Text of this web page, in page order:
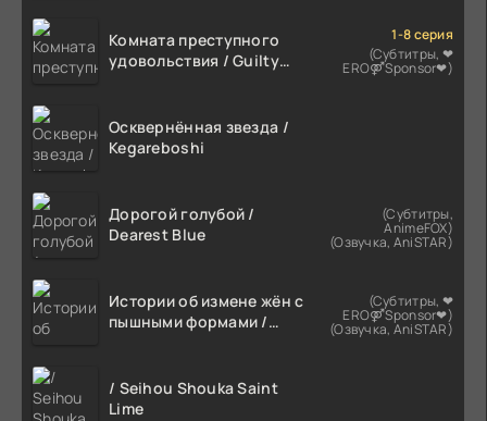
Комната преступного
удовольствия / Guilty
1-8 серия
(Субтитры, ❤
ERO⚤Sponsor❤)
Осквернённая звезда /
Kegareboshi
Дорогой голубой /
Dearest Blue
(Субтитры,
AnimeFOX)
(Озвучка, AniSTAR)
Истории об измене жён с
пышными формами /
(Субтитры, ❤
ERO⚤Sponsor❤)
(Озвучка, AniSTAR)
/ Seihou Shouka Saint
Lime